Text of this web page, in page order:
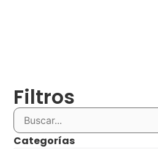
Filtros
Categorías